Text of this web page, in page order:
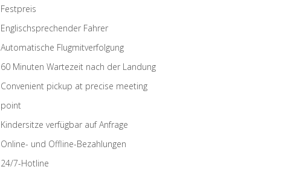
Festpreis
Englischsprechender Fahrer
Automatische Flugmitverfolgung
60 Minuten Wartezeit nach der Landung
Convenient pickup at precise meeting
point
Kindersitze verfügbar auf Anfrage
Online- und Offline-Bezahlungen
24/7-Hotline